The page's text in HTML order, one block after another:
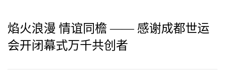
焰火浪漫 情谊同檐 —— 感谢成都世运
会开闭幕式万千共创者